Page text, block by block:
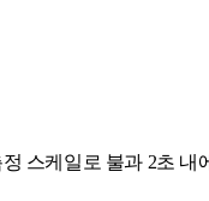
스케일로 불과 2초 내